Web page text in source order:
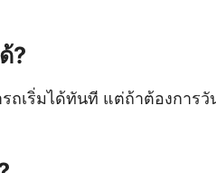
?
ถเริ่มได้ทันที แต่ถ้าต้องการวั